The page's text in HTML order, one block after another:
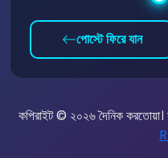
পোস্টে ফিরে যান
কপিরাইট © ২০২৬ দৈনিক